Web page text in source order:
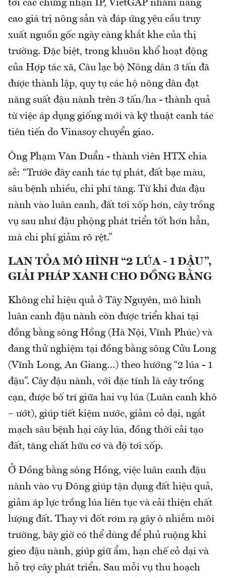
tới các chứng nhận IP, VietGAP nhằm nâng
cao giá trị nông sản và đáp ứng yêu cầu truy
xuất nguồn gốc ngày càng khắt khe của thị
trường. Đặc biệt, trong khuôn khổ hoạt động
của Hợp tác xã, Câu lạc bộ Nông dân 3 tấn đã
được thành lập, quy tụ các hộ nông dân đạt
năng suất đậu nành trên 3 tấn/ha - thành quả
từ việc áp dụng giống mới và kỹ thuật canh tác
tiên tiến do Vinasoy chuyển giao.
Ông Phạm Văn Duẩn - thành viên HTX chia
sẻ: “Trước đây canh tác tự phát, đất bạc màu,
sâu bệnh nhiều, chi phí tăng. Từ khi đưa đậu
nành vào luân canh, đất tơi xốp hơn, cây trồng
vụ sau như đậu phộng phát triển tốt hơn hẳn,
mà chi phí giảm rõ rệt.”
LAN TỎA MÔ HÌNH “2 LÚA - 1 ĐẬU”,
GIẢI PHÁP XANH CHO ĐỒNG BẰNG
Không chỉ hiệu quả ở Tây Nguyên, mô hình
luân canh đậu nành còn được triển khai tại
đồng bằng sông Hồng (Hà Nội, Vĩnh Phúc) và
đang thử nghiệm tại đồng bằng sông Cửu Long
(Vĩnh Long, An Giang…) theo hướng “2 lúa - 1
đậu”. Cây đậu nành, với đặc tính là cây trồng
cạn, được bố trí giữa hai vụ lúa (Luân canh khô
– ướt), giúp tiết kiệm nước, giảm cỏ dại, ngắt
mạch sâu bệnh hại cây lúa, đồng thời cải tạo
đất, tăng chất hữu cơ và độ tơi xốp.
Ở Đồng bằng sông Hồng, việc luân canh đậu
nành vào vụ Đông giúp tận dụng đất hiệu quả,
giảm áp lực trồng lúa liên tục và cải thiện chất
lượng đất. Thay vì đốt rơm rạ gây ô nhiễm môi
trường, bây giờ có thể dùng để phủ ruộng khi
gieo đậu nành, giúp giữ ẩm, hạn chế cỏ dại và
hỗ trợ cây phát triển. Sau mỗi vụ thu hoạch